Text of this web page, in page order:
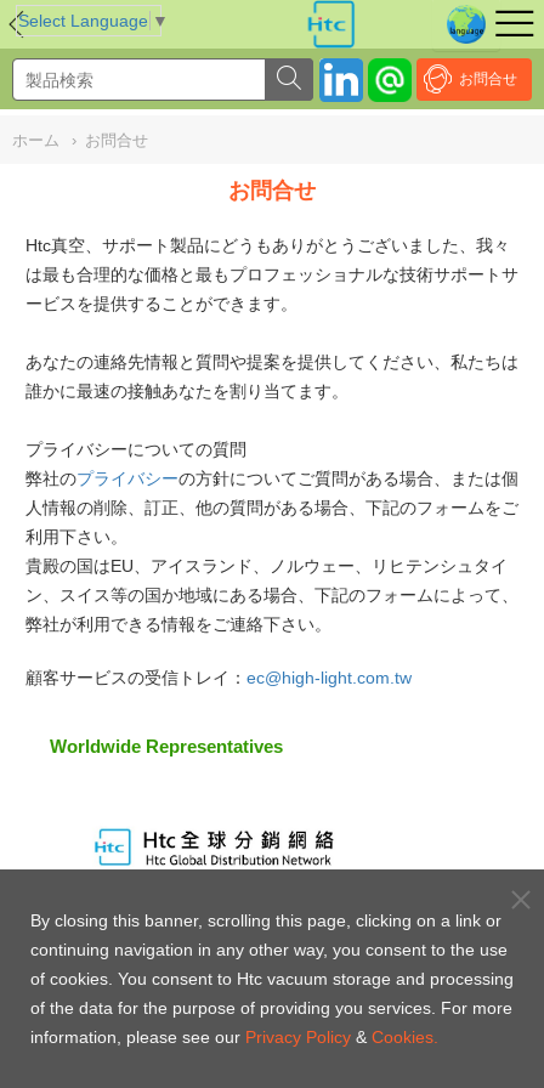
Select Language ▼
お問合せ
ホーム › お問合せ
お問合せ
Htc真空、サポート製品にどうもありがとうございました、我々
は最も合理的な価格と最もプロフェッショナルな技術サポートサ
ービスを提供することができます。
あなたの連絡先情報と質問や提案を提供してください、私たちは
誰かに最速の接触あなたを割り当てます。
プライバシーについての質問
弊社のプライバシーの方針についてご質問がある場合、または個
人情報の削除、訂正、他の質問がある場合、下記のフォームをご
利用下さい。
貴殿の国はEU、アイスランド、ノルウェー、リヒテンシュタイ
ン、スイス等の国か地域にある場合、下記のフォームによって、
弊社が利用できる情報をご連絡下さい。
顧客サービスの受信トレイ： ec@high-light.com.tw
Worldwide Representatives
NULL
By closing this banner, scrolling this page, clicking on a link or
continuing navigation in any other way, you consent to the use
of cookies. You consent to Htc vacuum storage and processing
of the data for the purpose of providing you services. For more
information, please see our Privacy Policy & Cookies.
//